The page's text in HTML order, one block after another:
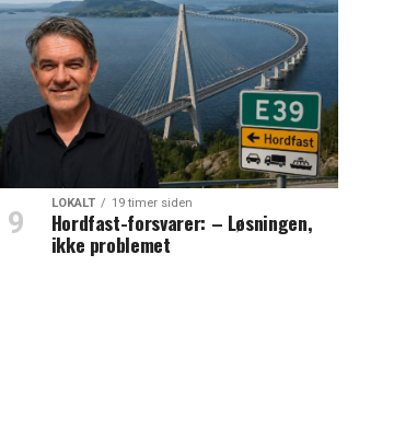
LOKALT 19 timer siden
Hordfast-forsvarer: – Løsningen,
ikke problemet